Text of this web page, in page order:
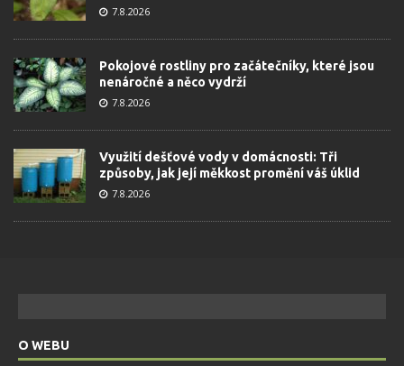
7.8.2026
Pokojové rostliny pro začátečníky, které jsou
nenáročné a něco vydrží
7.8.2026
Využití dešťové vody v domácnosti: Tři
způsoby, jak její měkkost promění váš úklid
7.8.2026
O WEBU